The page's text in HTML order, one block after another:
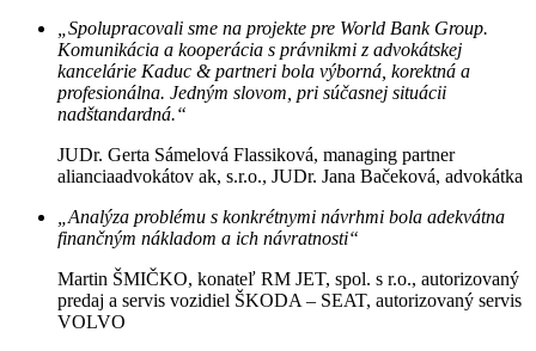
„Spolupracovali sme na projekte pre World Bank Group.
Komunikácia a kooperácia s právnikmi z advokátskej
kancelárie Kaduc & partneri bola výborná, korektná a
profesionálna. Jedným slovom, pri súčasnej situácii
nadštandardná.“
JUDr. Gerta Sámelová Flassiková, managing partner
alianciaadvokátov ak, s.r.o., JUDr. Jana Bačeková, advokátka
„Analýza problému s konkrétnymi návrhmi bola adekvátna
finančným nákladom a ich návratnosti“
Martin ŠMIČKO, konateľ RM JET, spol. s r.o., autorizovaný
predaj a servis vozidiel ŠKODA – SEAT, autorizovaný servis
VOLVO